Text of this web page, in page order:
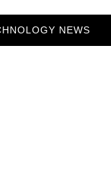
NEWS